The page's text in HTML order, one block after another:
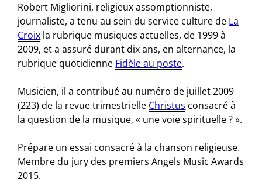
Robert Migliorini, religieux assomptionniste,
journaliste, a tenu au sein du service culture de La
Croix la rubrique musiques actuelles, de 1999 à
2009, et a assuré durant dix ans, en alternance, la
rubrique quotidienne Fidèle au poste.
Musicien, il a contribué au numéro de juillet 2009
(223) de la revue trimestrielle Christus consacré à
la question de la musique, « une voie spirituelle ? ».
Prépare un essai consacré à la chanson religieuse.
Membre du jury des premiers Angels Music Awards
2015.